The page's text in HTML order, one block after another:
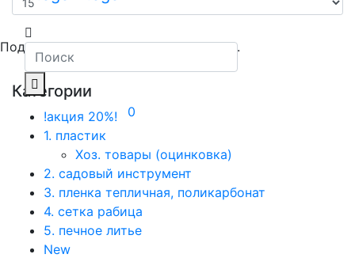
0
Подходящих результатов не найдено.
Категории
!акция 20%!
1. пластик
Хоз. товары (оцинковка)
2. садовый инструмент
3. пленка тепличная, поликарбонат
4. сетка рабица
5. печное литье
New